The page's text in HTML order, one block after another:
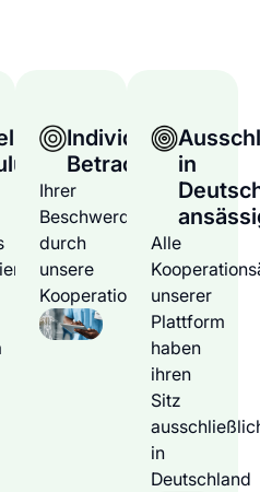
Individuelle
Betrachtung
Ihrer
Beschwerden
durch
unsere
Kooperationsärzte
in
Alle
unserer
Plattform
haben
ihren
Sitz
in
Deutschland